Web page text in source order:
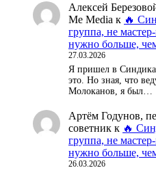
Алексей
Me Media к 🔥
группа, не
нужно больше,
27.03.2026
Я пришел в
это. Но зная, что
Молоканов, я был…
Артём Годунов,
советник к 🔥
группа, не
нужно больше,
26.03.2026